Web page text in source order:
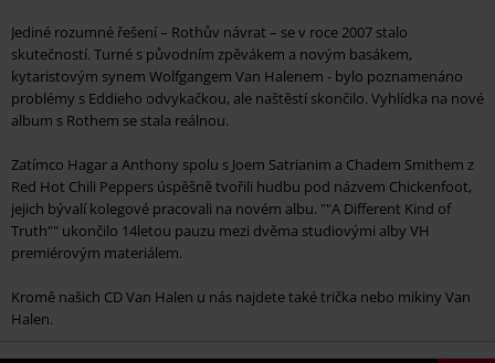
Jediné rozumné řešení – Rothův návrat – se v roce 2007 stalo
skutečností. Turné s původním zpěvákem a novým basákem,
kytaristovým synem Wolfgangem Van Halenem - bylo poznamenáno
problémy s Eddieho odvykačkou, ale naštěstí skončilo. Vyhlídka na nové
album s Rothem se stala reálnou.
Zatímco Hagar a Anthony spolu s Joem Satrianim a Chadem Smithem z
Red Hot Chili Peppers úspěšně tvořili hudbu pod názvem Chickenfoot,
jejich bývalí kolegové pracovali na novém albu. ""A Different Kind of
Truth"" ukončilo 14letou pauzu mezi dvěma studiovými alby VH
premiérovým materiálem.
Kromě našich CD Van Halen u nás najdete také trička nebo mikiny Van
Halen.